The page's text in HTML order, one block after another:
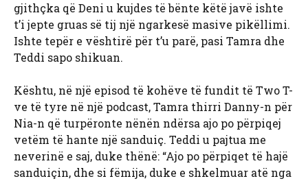
gjithçka që Deni u kujdes të bënte këtë javë ishte
t’i jepte gruas së tij një ngarkesë masive pikëllimi.
Ishte tepër e vështirë për t’u parë, pasi Tamra dhe
Teddi sapo shikuan.
Kështu, në një episod të kohëve të fundit të Two T-
ve të tyre në një podcast, Tamra thirri Danny-n për
Nia-n që turpëronte nënën ndërsa ajo po përpiqej
vetëm të hante një sanduiç. Teddi u pajtua me
neverinë e saj, duke thënë: “Ajo po përpiqet të hajë
sanduiçin, dhe si fëmija, duke e shkelmuar atë nga